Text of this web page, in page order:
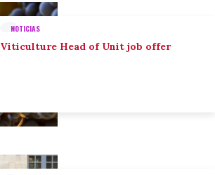
NOTICIAS
Viticulture Head of Unit job offer